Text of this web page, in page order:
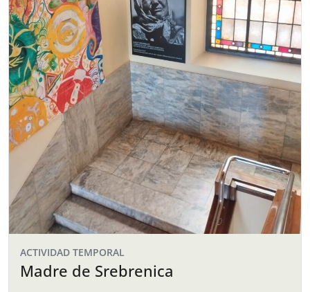
ACTIVIDAD TEMPORAL
Madre de Srebrenica